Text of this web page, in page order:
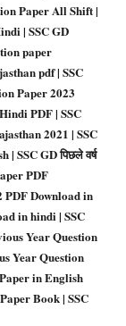
Paper All Shift |
| SSC GD
paper
pdf | SSC
Paper 2023
PDF | SSC
2021 | SSC
SSC GD पिछले वर्ष
PDF
PDF Download in
in hindi | SSC
Year Question
Year Question
in English
Book | SSC